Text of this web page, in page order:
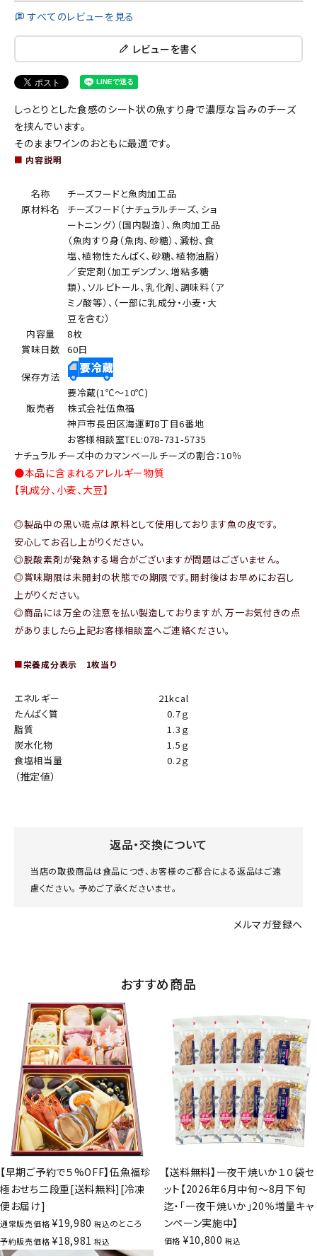
すべてのレビューを見る
レビューを書く
しっとりとした食感のシート状の魚すり身で濃厚な旨みのチーズ
を挟んでいます。
そのままワインのおともに最適です。
■ 内容説明
名称
チーズフードと魚肉加工品
原材料名
チーズフード（ナチュラルチーズ、ショ
ートニング）（国内製造）、魚肉加工品
（魚肉すり身（魚肉、砂糖）、澱粉、食
塩、植物性たんぱく、砂糖、植物油脂）
／安定剤（加工デンプン、増粘多糖
類）、ソルビトール、乳化剤、調味料（ア
ミノ酸等）、（一部に乳成分・小麦・大
豆を含む）
内容量
8枚
賞味日数 60日
保存方法
要冷蔵(1℃～10℃)
販売者
株式会社伍魚福
神戸市長田区海運町8丁目6番地
お客様相談室TEL:078-731-5735
ナチュラルチーズ中のカマンベールチーズの割合：10％
●本品に含まれるアレルギー物質
【乳成分、小麦、大豆】
◎製品中の黒い斑点は原料として使用しております魚の皮です。
安心してお召し上がりください。
◎脱酸素剤が発熱する場合がございますが問題はございません。
◎賞味期限は未開封の状態での期限です。開封後はお早めにお召し
上がりください。
◎商品には万全の注意を払い製造しておりますが、万一お気付きの点
がありましたら上記お客様相談室へご連絡ください。
■栄養成分表示 1枚当り
エネルギー
21kcal
たんぱく質
0.7ｇ
脂質
1.3ｇ
炭水化物
1.5ｇ
食塩相当量
0.2ｇ
（推定値）
返品・交換について
当店の取扱商品は食品につき、お客様のご都合による返品はご遠
慮ください。 予めご了承くださいませ。
メルマガ登録へ
おすすめ商品
【早期ご予約で５%OFF】伍魚福珍
極おせち二段重[送料無料][冷凍
便お届け]
通常販売価格 ¥19,980 税込のところ
予約販売価格 ¥18,981 税込
【送料無料】一夜干焼いか１０袋セ
ット【2026年6月中旬～8月下旬
迄・「一夜干焼いか」20％増量キャ
ンペーン実施中】
価格 ¥10,800 税込